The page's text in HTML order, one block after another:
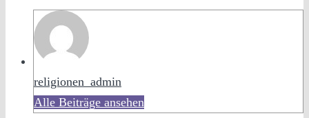
religionen_admin
Alle Beiträge ansehen